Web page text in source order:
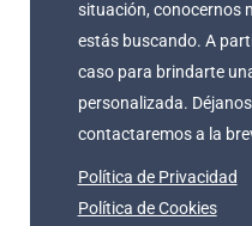
situación, conocernos
estás buscando. A
caso para brindarte
personalizada.
contactaremos a la
Política de Privacidad
Política de Cookies